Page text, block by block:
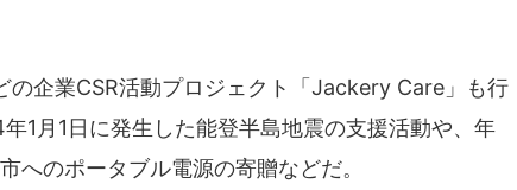
企業CSR活動プロジェクト「Jackery Care」も行
1月1日に発生した能登半島地震の支援活動や、年
へのポータブル電源の寄贈などだ。